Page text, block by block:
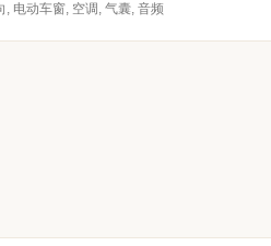
, 电动车窗, 空调, 气囊, 音频